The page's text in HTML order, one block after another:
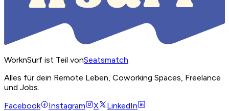
WorknSurf ist Teil vonSeatsmatch
Alles für dein Remote Leben, Coworking Spaces, Freelance
und Jobs.
Facebook
Instagram X LinkedIn